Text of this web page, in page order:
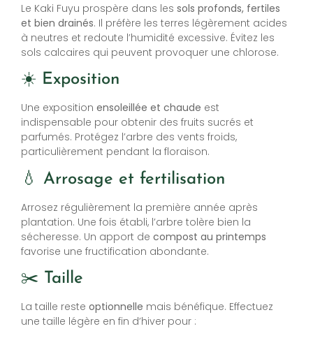
Le Kaki Fuyu prospère dans les sols profonds, fertiles
et bien drainés. Il préfère les terres légèrement acides
à neutres et redoute l’humidité excessive. Évitez les
sols calcaires qui peuvent provoquer une chlorose.
☀️ Exposition
Une exposition ensoleillée et chaude est
indispensable pour obtenir des fruits sucrés et
parfumés. Protégez l’arbre des vents froids,
particulièrement pendant la floraison.
💧 Arrosage et fertilisation
Arrosez régulièrement la première année après
plantation. Une fois établi, l’arbre tolère bien la
sécheresse. Un apport de compost au printemps
favorise une fructification abondante.
✂️ Taille
La taille reste optionnelle mais bénéfique. Effectuez
une taille légère en fin d’hiver pour :